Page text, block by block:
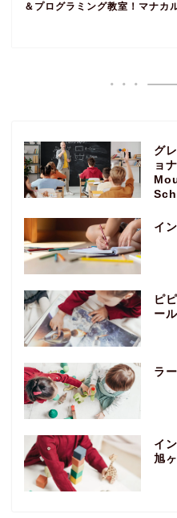
＆プログラミング教室！マナカ
グ
ョ
イ
ピ
ール
ラ
イ
旭